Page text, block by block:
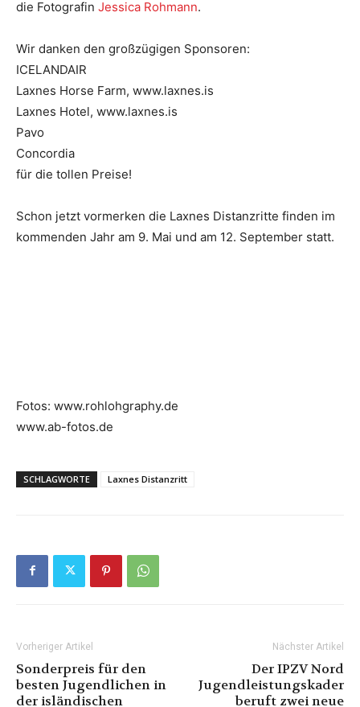
die Fotografin Jessica Rohmann.
Wir danken den großzügigen Sponsoren:
ICELANDAIR
Laxnes Horse Farm, www.laxnes.is
Laxnes Hotel, www.laxnes.is
Pavo
Concordia
für die tollen Preise!
Schon jetzt vormerken die Laxnes Distanzritte finden im
kommenden Jahr am 9. Mai und am 12. September statt.
Fotos: www.rohlohgraphy.de
www.ab-fotos.de
SCHLAGWORTE Laxnes Distanzritt
Vorheriger Artikel
Sonderpreis für den
besten Jugendlichen in
der isländischen
Nächster Artikel
Der IPZV Nord
Jugendleistungskader
beruft zwei neue